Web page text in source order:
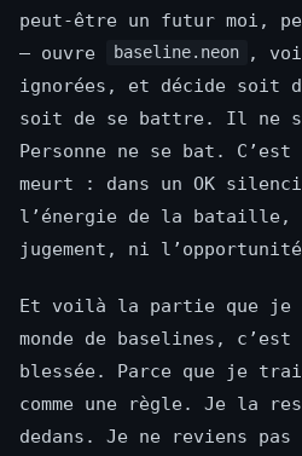
peut-être un futur moi,
— ouvre
baseline.neon
,
ignorées, et décide soit
soit de se battre. Il ne
Personne ne se bat.
meurt : dans un OK
l’énergie de la bataille,
jugement, ni
Et voilà la partie que je
monde de baselines,
blessée. Parce que je
comme une règle. Je la
dedans. Je ne reviens